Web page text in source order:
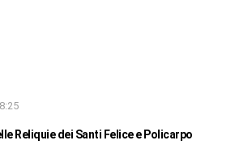
Reliquie dei Santi Felice e Policarpo